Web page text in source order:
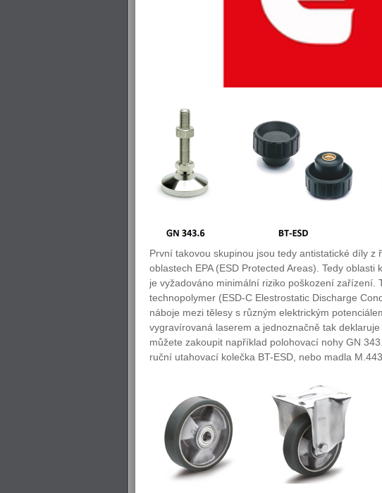
První takovou skupinou jsou tedy antistatické díly
oblastech EPA (ESD Protected Areas). Tedy
je vyžadováno minimální riziko poškození zařízení.
technopolymer (ESD-C Elestrostatic Discharge
náboje mezi tělesy s různým elektrickým
vygravírovaná laserem a jednoznačně tak
můžete zakoupit například polohovací nohy GN
ruční utahovací kolečka BT-ESD, nebo madla